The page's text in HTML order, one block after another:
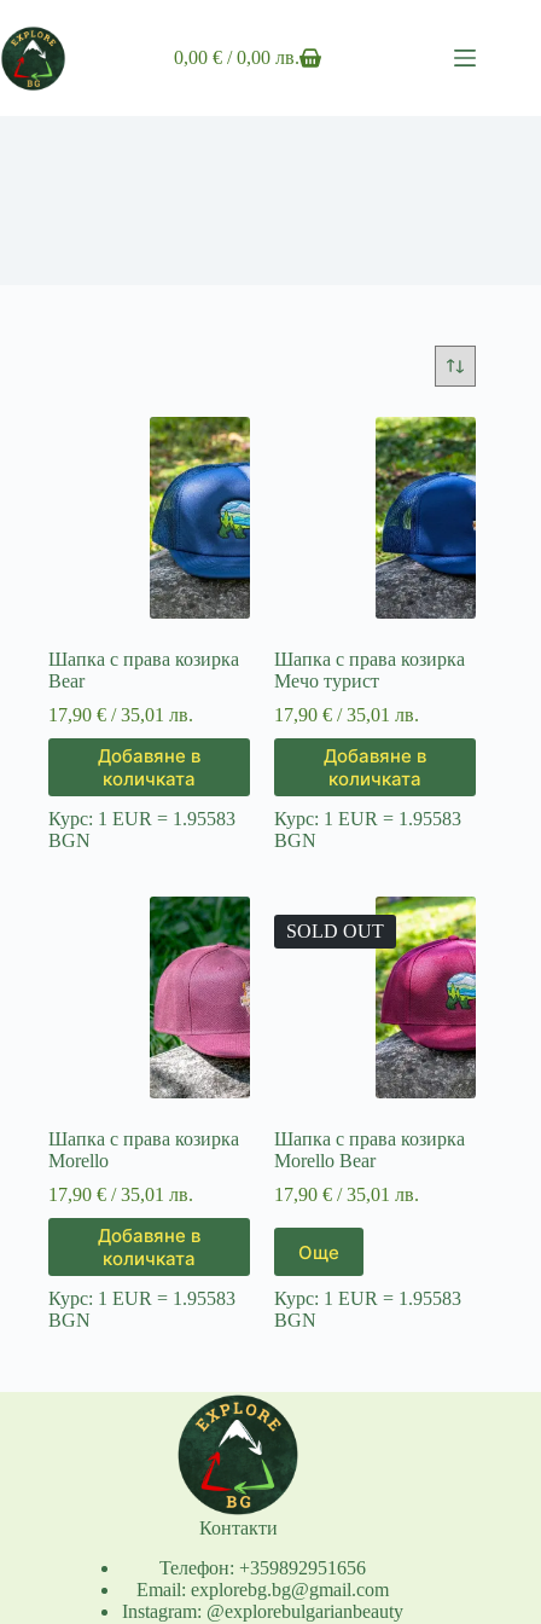
to
content
Shopping
0,00€ / 0,00 лв.
Шапка с права козирка
Bear
17,90 € / 35,01 лв.
Добавяне в
количката
Курс: 1 EUR = 1.95583
BGN
Шапка с права козирка
Meчо турист
17,90€ / 35,01 лв.
Добавяне в
количката
Курс: 1 EUR = 1.95583
BGN
Шапка с права козирка
Morello
17,90 € / 35,01 лв.
Добавяне в
количката
Курс: 1 EUR = 1.95583
BGN
SOLD OUT
Шапка с права козирка
Morello Bear
17,90€ / 35,01 лв.
Още
Курс: 1 EUR = 1.95583
BGN
Контакти
Телефон: +359892951656
Email: explorebg.bg@gmail.com
Instagram: @explorebulgarianbeauty